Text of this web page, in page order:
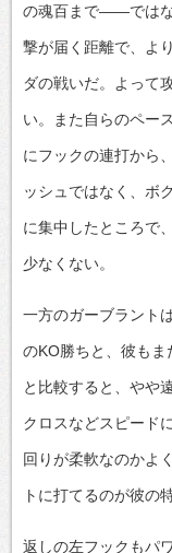
の魂百まで――では
撃が届く距離で、よ
ダの戦いだ。よって
い。また自らのペー
にフックの連打から
ッシュではなく、ボ
に集中したところで
少なくない。
一方のガーブラント
のKO勝ちと、彼も
と比較すると、やや
クロスなどスピード
回りが柔軟なのかよ
トに打てるのが彼の
返しの左フックもパ